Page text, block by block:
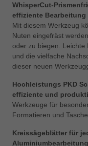
WhisperCut-
effiziente
Mit diesem Werkzeug
Nuten eingefräst
oder zu biegen. Leichte
und die vielfache
dieser neuen
Hochleistungs PKD
effiziente und
Werkzeuge für
Formatieren und
Kreissägeblätter für
Aluminiumbearbeitung